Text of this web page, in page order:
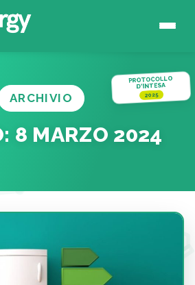
PROTOCOLLO
D'INTESA
2025
ARCHIVIO
8 MARZO 2024